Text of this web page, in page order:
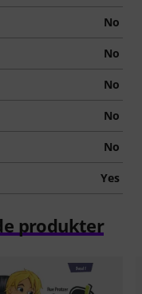
No
No
No
No
No
Yes
produkter